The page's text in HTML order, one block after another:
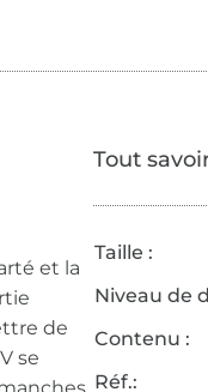
et la
de
se
Tout
Taille :
Niveau de
Contenu :
Réf.: